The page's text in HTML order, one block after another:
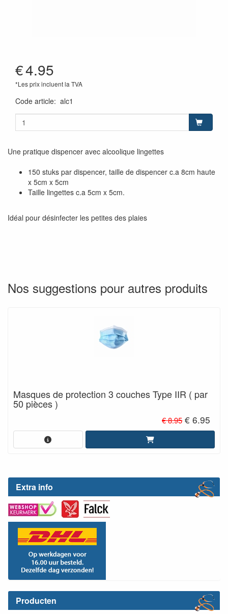
Extra info
Producten
€4.95
*Les prix incluent la TVA
Code article: alc1
Une pratique dispencer avec alcoolique lingettes
150 stuks par dispencer, taille de dispencer c.a 8cm haute
x 5cm x 5cm
Taille lingettes c.a 5cm x 5cm.
Idéal pour désinfecter les petites des plaies
Nos suggestions pour autres produits
Masques de protection 3 couches Type IIR ( par
50 pièces )
€ 8.95€ 6.95